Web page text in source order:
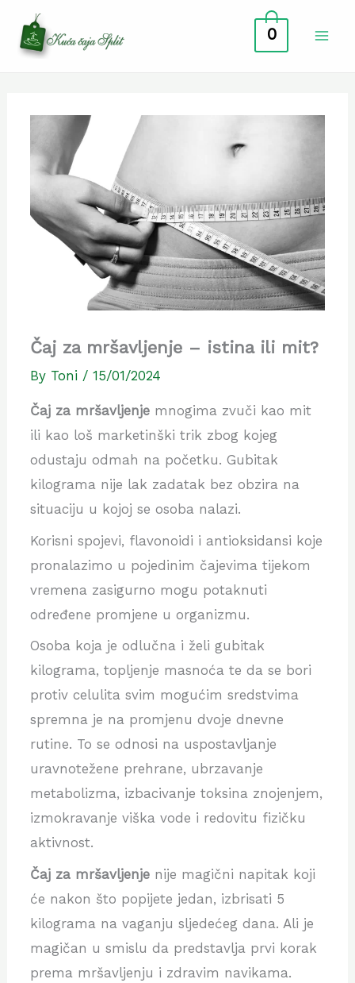
content
0
Čaj za mršavljenje – istina ili mit?
By Toni / 15/01/2024
Čaj za mršavljenjemnogima zvuči kao mit
ili kao loš marketinški trik zbog kojeg
odustaju odmah na početku. Gubitak
kilograma nije lak zadatak bez obzira na
situaciju u kojoj se osoba nalazi.
Korisni spojevi, flavonoidi i antioksidansi koje
pronalazimo u pojedinim čajevima tijekom
vremena zasigurno mogu potaknuti
određene promjene u organizmu.
Osoba koja je odlučna i želi gubitak
kilograma, topljenje masnoća te da se bori
protiv celulita svim mogućim sredstvima
spremna je na promjenu dvoje dnevne
rutine. To se odnosi na uspostavljanje
uravnotežene prehrane, ubrzavanje
metabolizma, izbacivanje toksina znojenjem,
izmokravanje viška vode i redovitu fizičku
aktivnost.
Čaj za mršavljenjenije magični napitak koji
će nakon što popijete jedan, izbrisati 5
kilograma na vaganju sljedećeg dana. Ali je
magičan u smislu da predstavlja prvi korak
prema mršavljenju i zdravim navikama.